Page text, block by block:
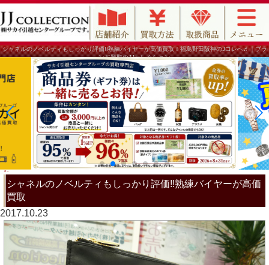
シャネルのノベルティもしっかり評価!!熟練バイヤーが高価買取！福島野田阪神のJコレへ♬｜ブラ
ンド買取のJJコレクション
シャネルのノベルティもしっかり評価!!熟練バイヤーが高価
買取
2017.10.23